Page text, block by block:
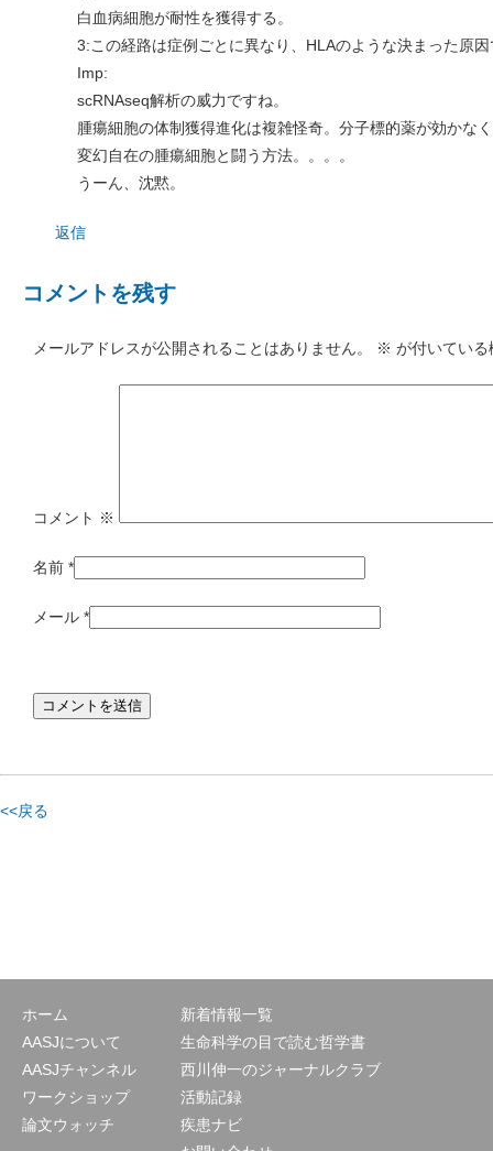
白血病細胞が耐性を獲得する。
3:この経路は症例ごとに異なり、HLAのような決まった原
Imp:
scRNAseq解析の威力ですね。
腫瘍細胞の体制獲得進化は複雑怪奇。分子標的薬が効かな
変幻自在の腫瘍細胞と闘う方法。。。。
うーん、沈黙。
返信
コメントを残す
メールアドレスが公開されることはありません。 ※ が付いてい
コメント ※
名前 *
メール *
<<戻る
ホーム
AASJについて
AASJチャンネル
ワークショップ
論文ウォッチ
新着情報一覧
生命科学の目で読む哲学書
西川伸一のジャーナルクラブ
活動記録
疾患ナビ